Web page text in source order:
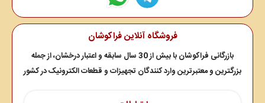
فروشگاه آنلاین فراکوشان
بازرگانی فراکوشان با بیش از 30 سال سابقه و اعتبار درخشان، از جمله
بزرگترین و معتبرترین وارد کنندگان تجهیزات و قطعات الکترونیک در کشور